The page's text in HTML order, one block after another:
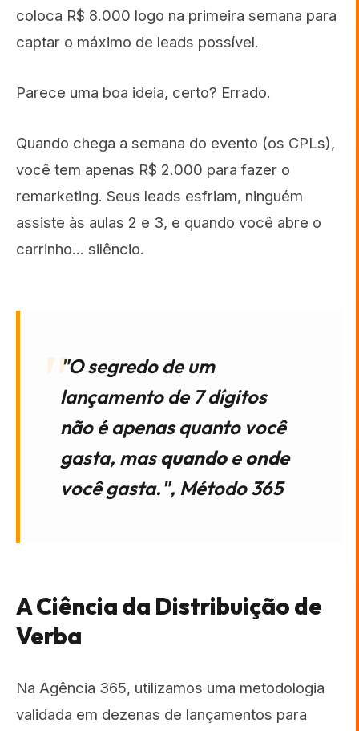
coloca R$ 8.000 logo na primeira semana para
captar o máximo de leads possível.
Parece uma boa ideia, certo? Errado.
Quando chega a semana do evento (os CPLs),
você tem apenas R$ 2.000 para fazer o
remarketing. Seus leads esfriam, ninguém
assiste às aulas 2 e 3, e quando você abre o
carrinho... silêncio.
"O segredo de um
lançamento de 7 dígitos
não é apenas quanto você
gasta, masquandoeonde
você gasta.", Método 365
A Ciência da Distribuição de
Verba
Na Agência 365, utilizamos uma metodologia
validada em dezenas de lançamentos para